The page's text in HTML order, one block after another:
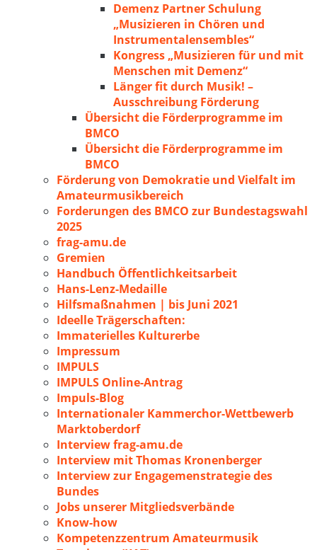
Demenz Partner Schulung
„Musizieren in Chören und
Instrumentalensembles“
Kongress „Musizieren für und mit
Menschen mit Demenz“
Länger fit durch Musik! –
Ausschreibung Förderung
Übersicht die Förderprogramme im
BMCO
Übersicht die Förderprogramme im
BMCO
Förderung von Demokratie und Vielfalt im
Amateurmusikbereich
Forderungen des BMCO zur Bundestagswahl
2025
frag-amu.de
Gremien
Handbuch Öffentlichkeitsarbeit
Hans-Lenz-Medaille
Hilfsmaßnahmen | bis Juni 2021
Ideelle Trägerschaften:
Immaterielles Kulturerbe
Impressum
IMPULS
IMPULS Online-Antrag
Impuls-Blog
Internationaler Kammerchor-Wettbewerb
Marktoberdorf
Interview frag-amu.de
Interview mit Thomas Kronenberger
Interview zur Engagemenstrategie des
Bundes
Jobs unserer Mitgliedsverbände
Know-how
Kompetenzzentrum Amateurmusik